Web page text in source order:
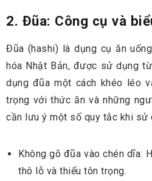
2. Đũa: Công cụ và
Đũa (hashi) là dụng cụ ăn
hóa Nhật Bản, được sử dụng
dụng đũa một cách khéo léo
trọng với thức ăn và những
cần lưu ý một số quy tắc khi sử
Không gõ đũa vào chén dĩa:
thô lỗ và thiếu tôn trọng.